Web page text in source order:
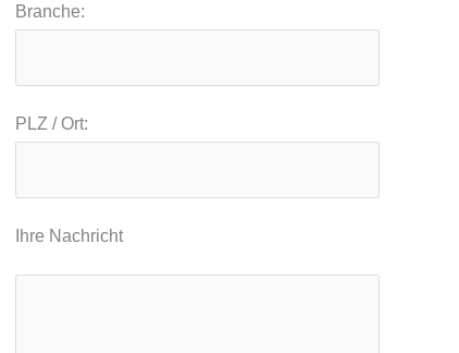
Branche:
PLZ / Ort:
Ihre Nachricht